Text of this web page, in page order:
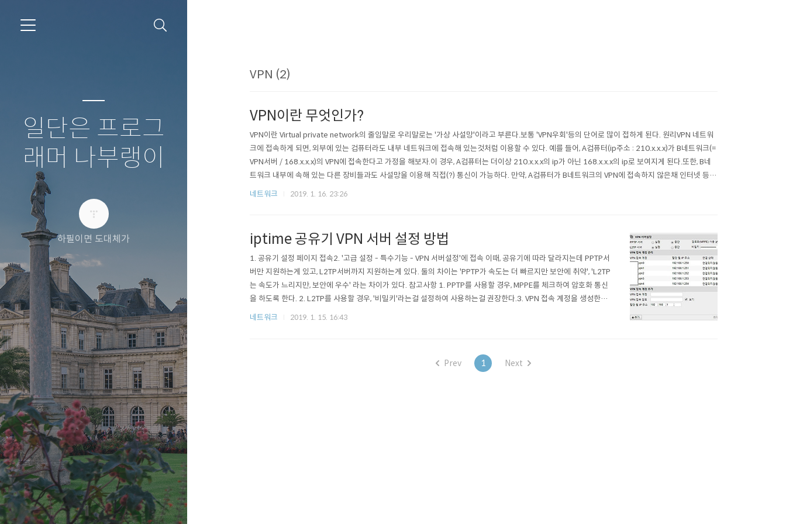
일단은 프로그
래머 나부랭이
하필이면 도대체가
VPN (2)
VPN이란 무엇인가?
VPN이란 Virtual private network의 줄임말로 우리말로는 '가상 사설망'이라고 부른다.보통 'VPN우회'등의 단어로 많이 접하게 된다. 원리VPN 네트워
크에 접속하게 되면, 외부에 있는 컴퓨터라도 내부 네트워크에 접속해 있는것처럼 이용할 수 있다. 예를 들어, A컴퓨터(ip주소 : 210.x.x.x)가 B네트워크(=
VPN서버 / 168.x.x.x)의 VPN에 접속한다고 가정을 해보자.이 경우, A컴퓨터는 더이상 210.x.x.x의 ip가 아닌 168.x.x.x의 ip로 보여지게 된다.또한, B네
트워크 내부에 속해 있는 다른 장비들과도 사설망을 이용해 직접(?) 통신이 가능하다. 만약, A컴퓨터가 B네트워크의 VPN에 접속하지 않은채 인터넷 등을
접속한다면, 이 컴퓨터의 ip주소는 210..
네트워크 2019. 1. 16. 23:26
iptime 공유기 VPN 서버 설정 방법
1. 공유기 설정 페이지 접속2. '고급 설정 - 특수기능 - VPN 서버설정'에 접속 이때, 공유기에 따라 달라지는데 PPTP서
버만 지원하는게 있고, L2TP서버까지 지원하는게 있다. 둘의 차이는 'PPTP가 속도는 더 빠르지만 보안에 취약', 'L2TP
는 속도가 느리지만, 보안에 우수' 라는 차이가 있다. 참고사항 1. PPTP를 사용할 경우, MPPE를 체크하여 암호화 통신
을 하도록 한다. 2. L2TP를 사용할 경우, '비밀키'라는걸 설정하여 사용하는걸 권장한다.3. VPN 접속 계정을 생성한다.
(아래의 사진 참고) VPN에 접속할 계정의 최대 생성 갯수는 공유기마다 다르다. 또한, 접속된 계정에 따라 IP주소를 할
네트워크 2019. 1. 15. 16:43
Prev 1 Next